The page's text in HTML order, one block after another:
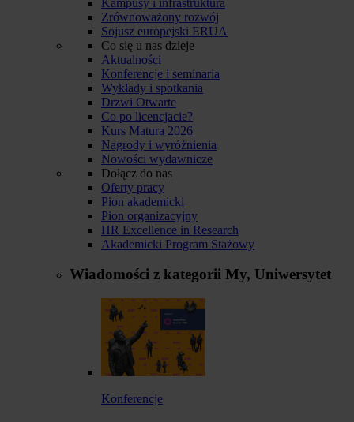
Zrównoważony rozwój
Sojusz europejski ERUA
Co się u nas dzieje
Aktualności
Konferencje i seminaria
Wykłady i spotkania
Drzwi Otwarte
Co po licencjacie?
Kurs Matura 2026
Nagrody i wyróżnienia
Nowości wydawnicze
Dołącz do nas
Oferty pracy
Pion akademicki
Pion organizacyjny
HR Excellence in Research
Akademicki Program Stażowy
Wiadomości z kategorii My, Uniwersytet
Konferencje